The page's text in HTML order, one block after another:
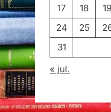
17
18 19
24
25
31
« jul.